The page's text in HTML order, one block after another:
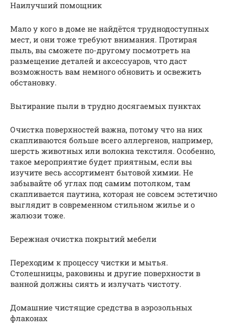
Наилучший помощник
Мало у кого в доме не найдётся труднодоступных
мест, и они тоже требуют внимания. Протирая
пыль, вы сможете по-другому посмотреть на
размещение деталей и аксессуаров, что даст
возможность вам немного обновить и освежить
обстановку.
Вытирание пыли в трудно досягаемых пунктах
Очистка поверхностей важна, потому что на них
скапливаются больше всего аллергенов, например,
шерсть животных или волокна текстиля. Особенно,
такое мероприятие будет приятным, если вы
изучите весь ассортимент бытовой химии. Не
забывайте об углах под самим потолком, там
скапливается паутина, которая не совсем эстетично
выглядит в современном стильном жилье и о
жалюзи тоже.
Бережная очистка покрытий мебели
Переходим к процессу чистки и мытья.
Столешницы, раковины и другие поверхности в
ванной должны сиять и излучать чистоту.
Домашние чистящие средства в аэрозольных
флаконах